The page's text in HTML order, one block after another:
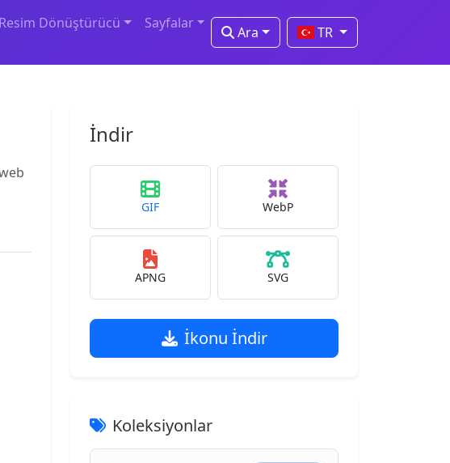
Resim Dönüştürücü Sayfalar
Ara TR
İndir
GIF WebP
APNG SVG
İkonu İndir
Koleksiyonlar